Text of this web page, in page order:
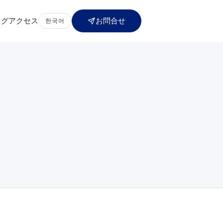
アクセス 한국어 お問合せ